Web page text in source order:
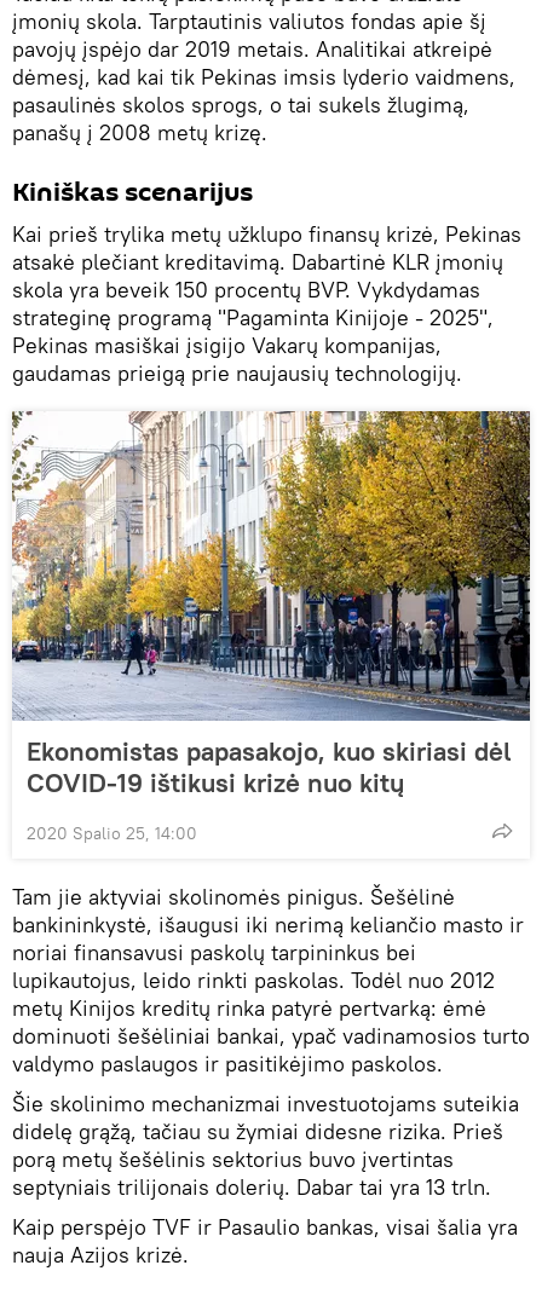
įmonių skola. Tarptautinis valiutos fondas apie šį
pavojų įspėjo dar 2019 metais. Analitikai atkreipė
dėmesį, kad kai tik Pekinas imsis lyderio vaidmens,
pasaulinės skolos sprogs, o tai sukels žlugimą,
panašų į 2008 metų krizę.
Kiniškas scenarijus
Kai prieš trylika metų užklupo finansų krizė, Pekinas
atsakė plečiant kreditavimą. Dabartinė KLR įmonių
skola yra beveik 150 procentų BVP. Vykdydamas
strateginę programą "Pagaminta Kinijoje - 2025",
Pekinas masiškai įsigijo Vakarų kompanijas,
gaudamas prieigą prie naujausių technologijų.
Ekonomistas papasakojo, kuo skiriasi dėl
COVID-19 ištikusi krizė nuo kitų
2020 Spalio 25, 14:00
Tam jie aktyviai skolinomės pinigus. Šešėlinė
bankininkystė, išaugusi iki nerimą keliančio masto ir
noriai finansavusi paskolų tarpininkus bei
lupikautojus, leido rinkti paskolas. Todėl nuo 2012
metų Kinijos kreditų rinka patyrė pertvarką: ėmė
dominuoti šešėliniai bankai, ypač vadinamosios turto
valdymo paslaugos ir pasitikėjimo paskolos.
Šie skolinimo mechanizmai investuotojams suteikia
didelę grąžą, tačiau su žymiai didesne rizika. Prieš
porą metų šešėlinis sektorius buvo įvertintas
septyniais trilijonais dolerių. Dabar tai yra 13 trln.
Kaip perspėjo TVF ir Pasaulio bankas, visai šalia yra
nauja Azijos krizė.